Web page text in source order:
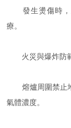
發生燙傷時，
療。
火災與爆炸防
熔爐周圍禁止堆
氣體濃度。